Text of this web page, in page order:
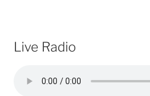
Live Radio